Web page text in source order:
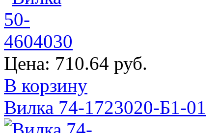
Цена: 710.64 руб.
В корзину
Вилка 74-1723020-Б1-01